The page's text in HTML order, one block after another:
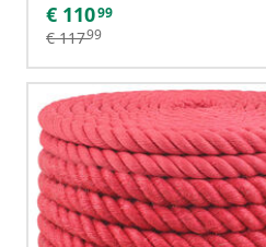
€ 11099
€ 11799